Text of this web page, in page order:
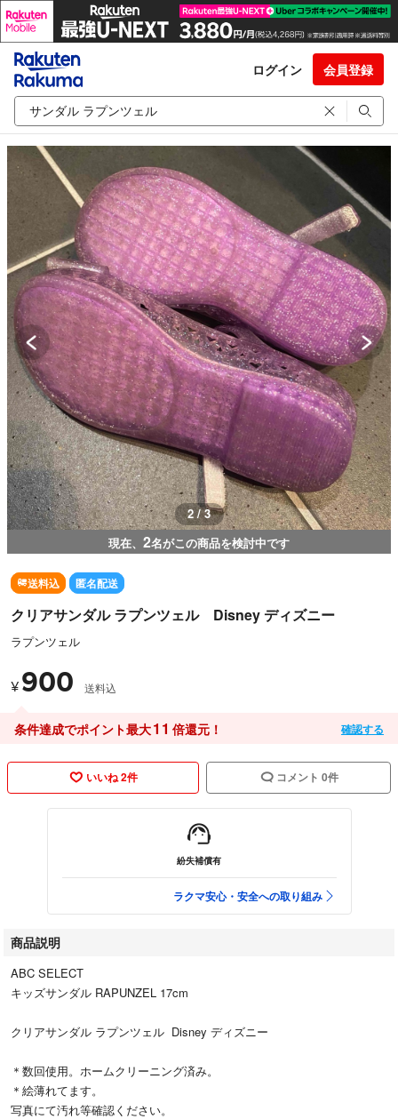
ログイン 会員登録
2 / 3
現在、 2名がこの商品を検討中です
送料込 匿名配送
クリアサンダル ラプンツェル Disney ディズニー
ラプンツェル
¥ 900 送料込
条件達成でポイント最大11 倍還元！ 確認する
いいね 2件 コメント 0件
紛失補償有
ラクマ安心・安全への取り組み
商品説明
ABC SELECT
キッズサンダル RAPUNZEL 17cm
クリアサンダル ラプンツェル Disney ディズニー
＊数回使用。ホームクリーニング済み。
＊絵薄れてます。
写真にて汚れ等確認ください。